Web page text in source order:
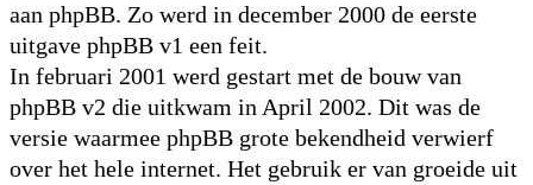
aan phpBB. Zo werd in december 2000 de eerste
uitgave phpBB v1 een feit.
In februari 2001 werd gestart met de bouw van
phpBB v2 die uitkwam in April 2002. Dit was de
versie waarmee phpBB grote bekendheid verwierf
over het hele internet. Het gebruik er van groeide uit